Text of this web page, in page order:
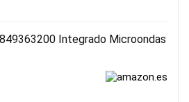
Integrado Microondas